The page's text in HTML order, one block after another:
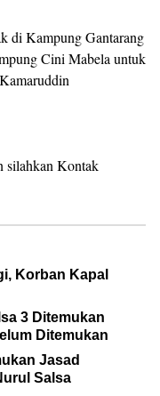
di Kampung Gantarang
Cini Mabela untuk
silahkan Kontak
Korban Kapal
3 Ditemukan
Ditemukan
Jasad
Salsa